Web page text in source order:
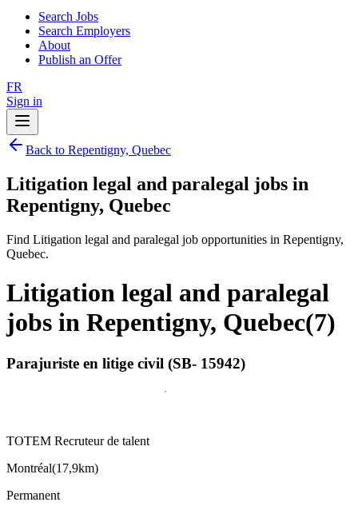
Search Jobs
Search Employers
About
Publish an Offer
FR
Sign in
Back to Repentigny, Quebec
Litigation legal and paralegal jobs in
Repentigny, Quebec
Find Litigation legal and paralegal job opportunities in Repentigny,
Quebec.
Litigation legal and paralegal
jobs in Repentigny, Quebec(7)
Parajuriste en litige civil (SB- 15942)
TOTEM Recruteur de talent
Montréal(17,9km)
Permanent